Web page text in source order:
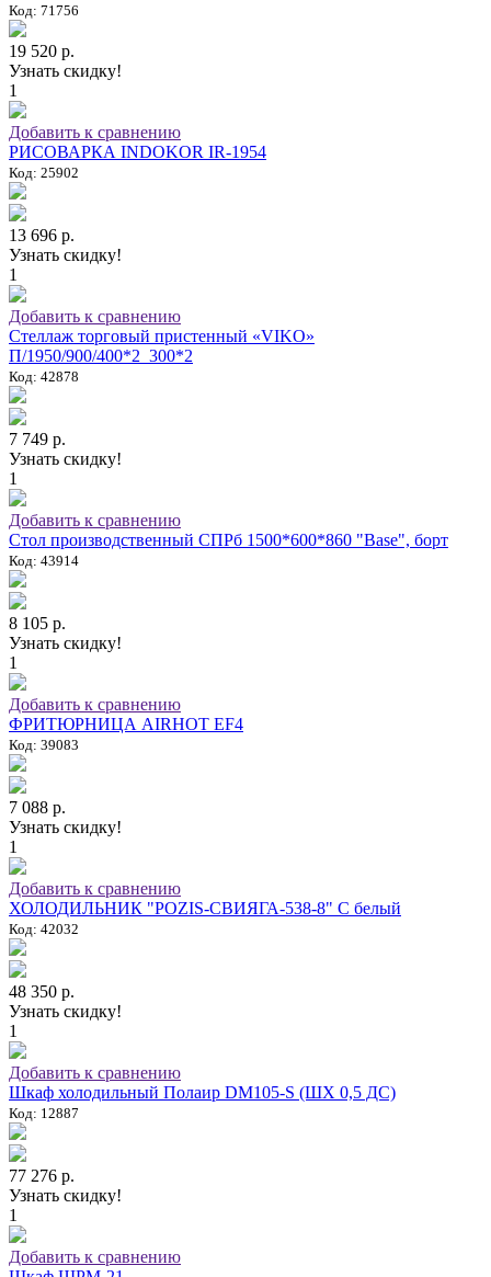
Код: 71756
19 520 р.
Узнать скидку!
1
Добавить к сравнению
РИСОВАРКА INDOKOR IR-1954
Код: 25902
13 696 р.
Узнать скидку!
1
Добавить к сравнению
Стеллаж торговый пристенный «VIKO»
П/1950/900/400*2_300*2
Код: 42878
7 749 р.
Узнать скидку!
1
Добавить к сравнению
Стол производственный СПРб 1500*600*860 "Base", борт
Код: 43914
8 105 р.
Узнать скидку!
1
Добавить к сравнению
ФРИТЮРНИЦА AIRHOT EF4
Код: 39083
7 088 р.
Узнать скидку!
1
Добавить к сравнению
ХОЛОДИЛЬНИК "POZIS-СВИЯГА-538-8" C белый
Код: 42032
48 350 р.
Узнать скидку!
1
Добавить к сравнению
Шкаф холодильный Полаир DM105-S (ШХ 0,5 ДС)
Код: 12887
77 276 р.
Узнать скидку!
1
Добавить к сравнению